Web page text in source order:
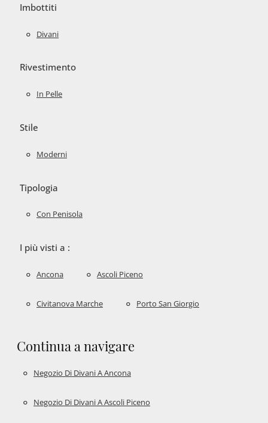
Imbottiti
Divani
Rivestimento
In Pelle
Stile
Moderni
Tipologia
Con Penisola
I più visti a :
Ancona Ascoli Piceno
Civitanova Marche Porto San Giorgio
Continua a navigare
Negozio Di Divani A Ancona
Negozio Di Divani A Ascoli Piceno